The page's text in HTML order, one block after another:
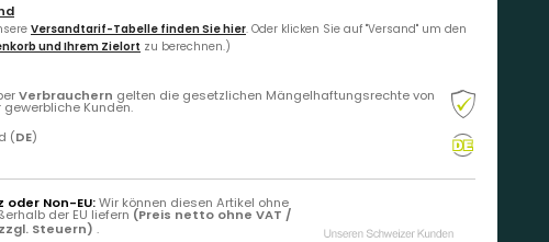
Versandtarif-Tabelle finden Sie hier. Oder klicken Sie auf "Versand" um den
und Ihrem Zielort zu berechnen.)
Verbrauchern gelten die gesetzlichen Mängelhaftungsrechte von
gewerbliche Kunden.
(DE)
oder Non-EU:Wir können diesen Artikel ohne
der EU liefern (Preis netto ohne VAT /
zzgl. Steuern) .